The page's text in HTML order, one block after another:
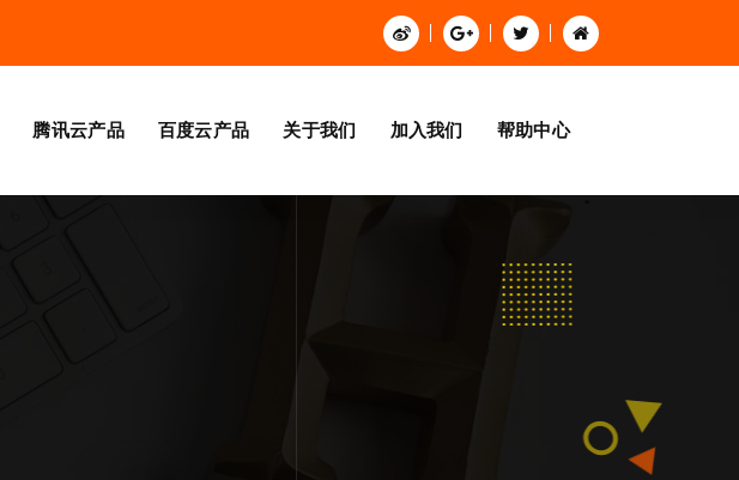
腾讯云产品 百度云产品 关于我们 加入我们 帮助中心